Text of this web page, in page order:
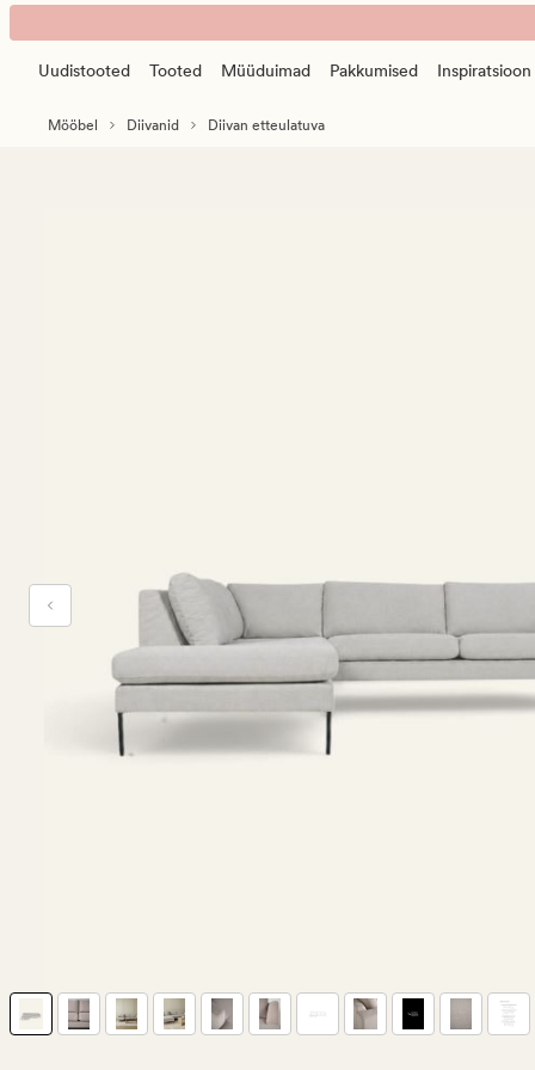
Ava
diivani
avatud
vasakul
banner.
PressUudistooted Tooted Müüduimad Pakkumised Inspiratsioon
Mööbel Diivanid Diivan etteulatuva